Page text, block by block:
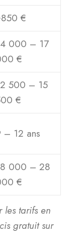
€
000 – 17
€
500 – 15
€
– 12 ans
000 – 28
€
les tarifs en
gratuit sur